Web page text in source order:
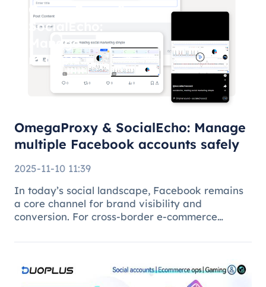
OmegaProxy &
SocialEcho:
Manage
multiple
Facebook
accounts
OmegaProxy & SocialEcho: Manage
multiple Facebook accounts safely
2025-11-10 11:39
In today’s social landscape, Facebook remains
a core channel for brand visibility and
conversion. For cross-border e-commerce
managing multiple brand pages or regional